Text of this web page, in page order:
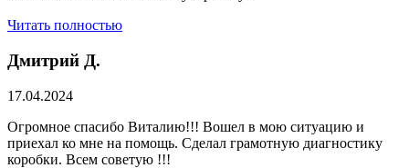
Читать полностью
Дмитрий Д.
17.04.2024
Огромное спасибо Виталию!!! Вошел в мою ситуацию и
приехал ко мне на помощь. Сделал грамотную диагностику
коробки. Всем советую !!!